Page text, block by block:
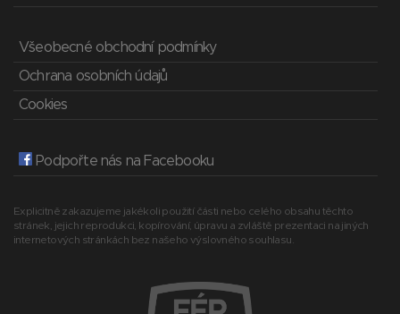
Všeobecné obchodní podmínky
Ochrana osobních údajů
Cookies
Podpořte nás na Facebooku
Explicitně zakazujeme jakékoli použití části nebo celého obsahu těchto
stránek, jejich reprodukci, kopírování, úpravu a zvláště prezentaci na jiných
internetových stránkách bez našeho výslovného souhlasu.